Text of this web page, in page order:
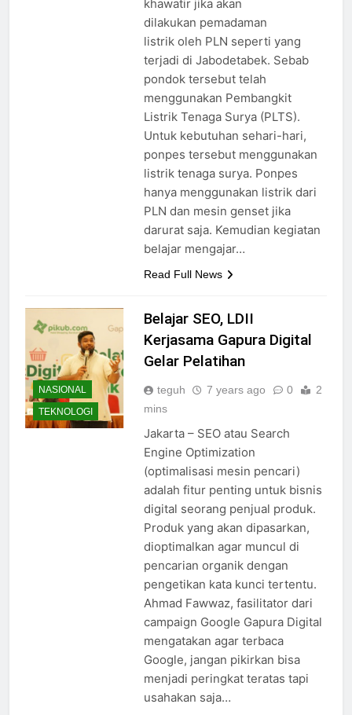
khawatir jika akan
dilakukan pemadaman
listrik oleh PLN seperti yang
terjadi di Jabodetabek. Sebab
pondok tersebut telah
menggunakan Pembangkit
Listrik Tenaga Surya (PLTS).
Untuk kebutuhan sehari-hari,
ponpes tersebut menggunakan
listrik tenaga surya. Ponpes
hanya menggunakan listrik dari
PLN dan mesin genset jika
darurat saja. Kemudian kegiatan
belajar mengajar…
Read Full News
NASIONAL
TEKNOLOGI
Belajar SEO, LDII
Kerjasama Gapura Digital
Gelar Pelatihan
teguh 7 years ago 0
2
mins
Jakarta – SEO atau Search
Engine Optimization
(optimalisasi mesin pencari)
adalah fitur penting untuk bisnis
digital seorang penjual produk.
Produk yang akan dipasarkan,
dioptimalkan agar muncul di
pencarian organik dengan
pengetikan kata kunci tertentu.
Ahmad Fawwaz, fasilitator dari
campaign Google Gapura Digital
mengatakan agar terbaca
Google, jangan pikirkan bisa
menjadi peringkat teratas tapi
usahakan saja…